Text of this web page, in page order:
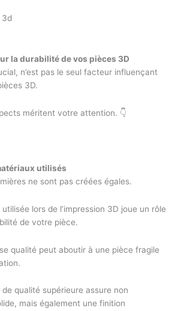
la durabilité de vos pièces 3D
n’est pas le seul facteur influençant
3D.
méritent votre attention. 👇
utilisés
ne sont pas créées égales.
lors de l’impression 3D joue un rôle
de votre pièce.
qualité peut aboutir à une pièce fragile
qualité supérieure assure non
mais également une finition